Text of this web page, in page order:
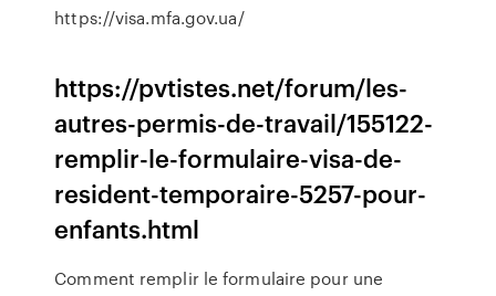
https://visa.mfa.gov.ua/
https://pvtistes.net/forum/les-
autres-permis-de-travail/155122-
remplir-le-formulaire-visa-de-
resident-temporaire-5257-pour-
enfants.html
Comment remplir le formulaire pour une